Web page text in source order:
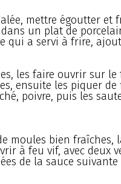
mettre égoutter et
un plat de
qui a servi à frire,
les faire ouvrir sur le
ensuite les piquer de
poivre, puis les
moules bien fraîches,
à feu vif, avec deux
de la sauce suivante